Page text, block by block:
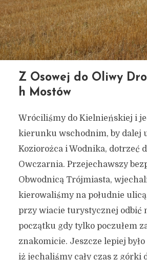
Z Osowej do Oliwy
h Mostów
Wróciliśmy do Kielnieńskiej i
kierunku wschodnim, by dalej
Koziorożca i Wodnika, dotrzeć
Owczarnia. Przejechawszy
Obwodnicą Trójmiasta,
kierowaliśmy na południe
przy wiacie turystycznej odbić
początku gdy tylko poczułem
znakomicie. Jeszcze lepiej
iż jechaliśmy cały czas z górki